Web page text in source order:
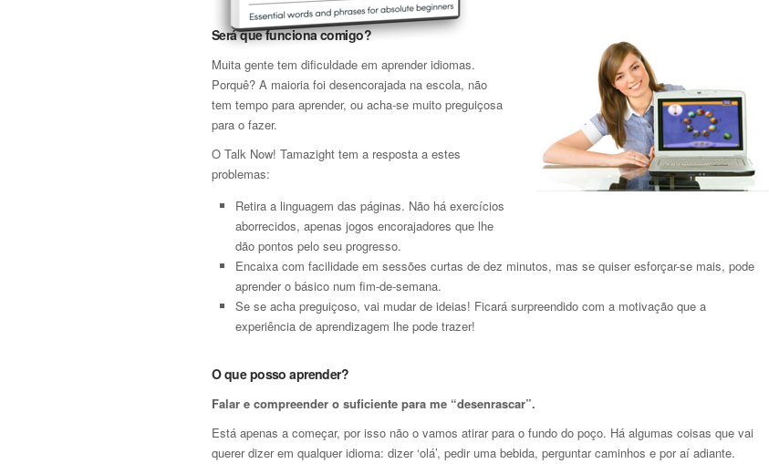
Será que funciona comigo?
Muita gente tem dificuldade em aprender idiomas.
Porquê? A maioria foi desencorajada na escola, não
tem tempo para aprender, ou acha-se muito preguiçosa
para o fazer.
O Talk Now! Tamazight tem a resposta a estes
problemas:
Retira a linguagem das páginas. Não há exercícios
aborrecidos, apenas jogos encorajadores que lhe
dão pontos pelo seu progresso.
Encaixa com facilidade em sessões curtas de dez minutos, mas se quiser esforçar-se mais, pode
aprender o básico num fim-de-semana.
Se se acha preguiçoso, vai mudar de ideias! Ficará surpreendido com a motivação que a
experiência de aprendizagem lhe pode trazer!
O que posso aprender?
Falar e compreender o suficiente para me “desenrascar”.
Está apenas a começar, por isso não o vamos atirar para o fundo do poço. Há algumas coisas que vai
querer dizer em qualquer idioma: dizer ‘olá’, pedir uma bebida, perguntar caminhos e por aí adiante.